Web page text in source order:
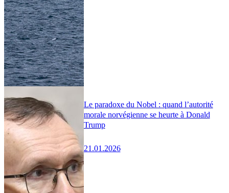
Le paradoxe du Nobel : quand l’autorité
morale norvégienne se heurte à Donald
Trump
21.01.2026